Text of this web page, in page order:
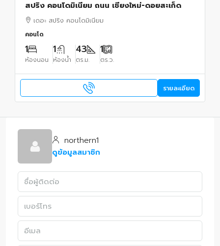
สปริง คอนโดมิเนียม ถนน เชียงใหม่-ดอยสะเก็ด
เดอะ สปริง คอนโดมิเนียม
คอนโด
1
ห้องนอน
1
ห้องน้ำ
43
ตร.ม.
1
ตร.ว.
รายละเอียด
northern1
ดูข้อมูลสมาชิก